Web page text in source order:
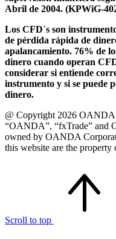
Abril de 2004. (KPWiG-
Los CFD´s son
de pérdida rápida de
apalancamiento. 76% de
dinero cuando operan
considerar si entiende
instrumento y si se puede
dinero.
@ Copyright 2026
“OANDA”, “fxTrade” and
owned by OANDA
this website are the property
Scroll to top